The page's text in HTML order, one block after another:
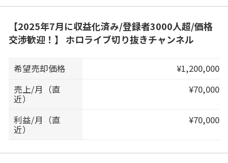
【2025年7月に収益化済み/登録者3000人超/価格
交渉歓迎！】 ホロライブ切り抜きチャンネル
希望売却価格
¥1,200,000
売上/月（直
近）
¥70,000
利益/月（直
近）
¥70,000